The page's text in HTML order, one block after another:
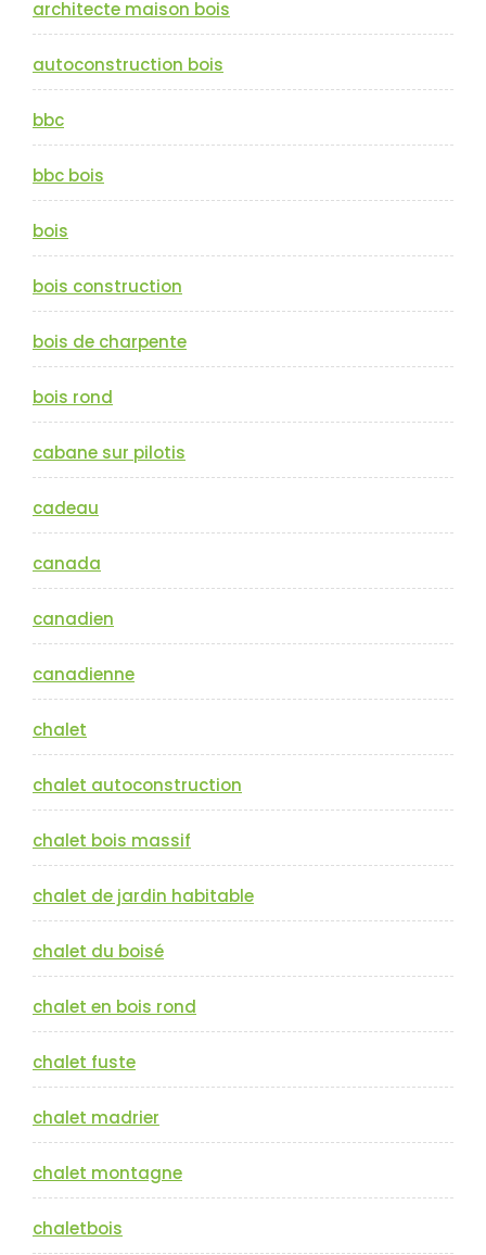
architecte maison bois
autoconstruction bois
bbc
bbc bois
bois
bois construction
bois de charpente
bois rond
cabane sur pilotis
cadeau
canada
canadien
canadienne
chalet
chalet autoconstruction
chalet bois massif
chalet de jardin habitable
chalet du boisé
chalet en bois rond
chalet fuste
chalet madrier
chalet montagne
chaletbois